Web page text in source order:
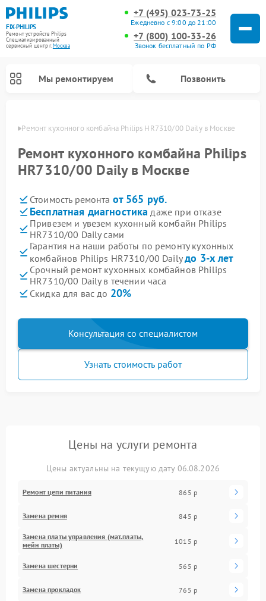
FIX-PHILIPS
Ремонт устройств Philips
Специализированный
cервисный центр г.Москва
+7 (495) 023-73-25
Ежедневно с 9:00 до 21:00
+7 (800) 100-33-26
Звонок бесплатный по РФ
Мы ремонтируем Позвонить
Ремонт кухонного комбайна Philips HR7310/00 Daily в Москве
Ремонт кухонного комбайна Philips
HR7310/00 Daily в Москве
Стоимость ремонта от 565 руб.
Бесплатная диагностика даже при отказе
Привезем и увезем кухонный комбайн Philips
HR7310/00 Daily сами
Гарантия на наши работы по ремонту кухонных
комбайнов Philips HR7310/00 Dailyдо 3-х лет
Срочный ремонт кухонных комбайнов Philips
HR7310/00 Daily в течении часа
Скидка для вас до 20%
Консультация со специалистом
Узнать стоимость работ
Цены на услуги ремонта
Цены актуальны на текущую дату 06.08.2026
Ремонт цепи питания 865 р
Замена ремня 845 р
Замена платы управления (мат.платы,
мейн платы)
1015 р
Замена шестерни 565 р
Замена прокладок 765 р